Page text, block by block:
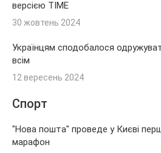
версією TIME
30 жовтень 2024
Українцям сподобалося
всім
12 вересень 2024
Спорт
"Нова пошта" проведе у Києві
марафон